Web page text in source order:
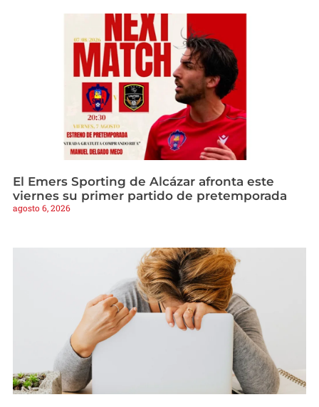
El Emers Sporting de Alcázar afronta este
viernes su primer partido de pretemporada
agosto 6, 2026